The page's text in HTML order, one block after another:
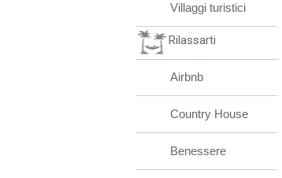
Villaggi turistici
Rilassarti
Airbnb
Country House
Benessere